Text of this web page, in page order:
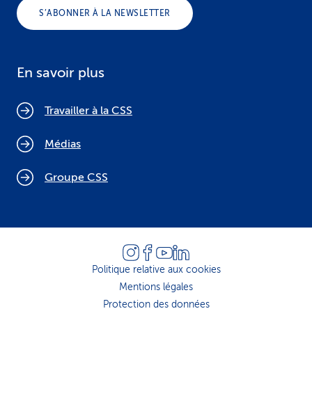
S’ABONNER À LA NEWSLETTER
En savoir plus
Travailler à la CSS
Médias
Groupe CSS
Politique relative aux cookies
Mentions légales
Protection des données